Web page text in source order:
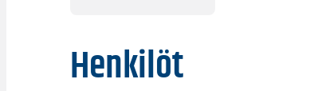
Henkilöt